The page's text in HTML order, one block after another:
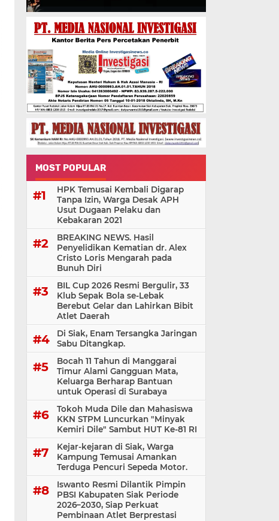
MOST POPULAR
HPK Temusai Kembali Digarap
Tanpa Izin, Warga Desak APH
Usut Dugaan Pelaku dan
Kebakaran 2021
BREAKING NEWS. Hasil
Penyelidikan Kematian dr. Alex
Cristo Loris Mengarah pada
Bunuh Diri
BIL Cup 2026 Resmi Bergulir, 33
Klub Sepak Bola se-Lebak
Berebut Gelar dan Lahirkan Bibit
Atlet Daerah
Di Siak, Enam Tersangka Jaringan
Sabu Ditangkap.
Bocah 11 Tahun di Manggarai
Timur Alami Gangguan Mata,
Keluarga Berharap Bantuan
untuk Operasi di Surabaya
Tokoh Muda Dile dan Mahasiswa
KKN STPM Luncurkan "Minyak
Kemiri Dile" Sambut HUT Ke-81 RI
Kejar-kejaran di Siak, Warga
Kampung Temusai Amankan
Terduga Pencuri Sepeda Motor.
Iswanto Resmi Dilantik Pimpin
PBSI Kabupaten Siak Periode
2026–2030, Siap Perkuat
Pembinaan Atlet Berprestasi